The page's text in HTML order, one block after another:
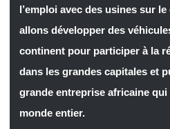
l’emploi avec des usines sur
allons développer des
continent pour participer à la
dans les grandes capitales et
grande entreprise africaine
monde entier.